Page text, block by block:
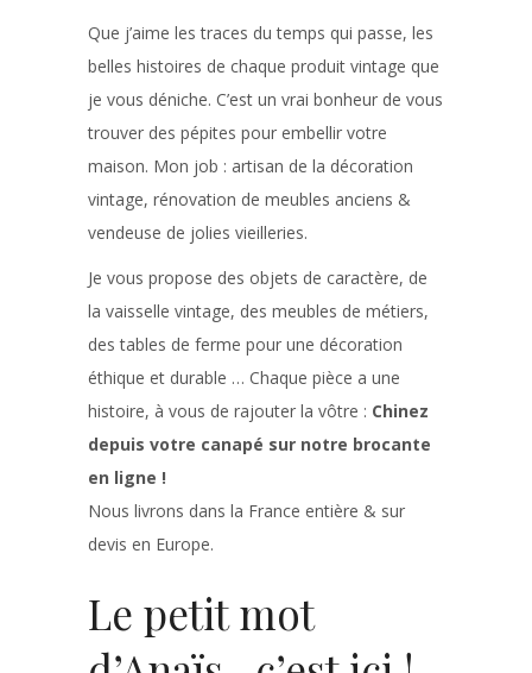
Que j’aime les traces du temps qui passe, les
belles histoires de chaque produit vintage que
je vous déniche. C’est un vrai bonheur de vous
trouver des pépites pour embellir votre
maison. Mon job : artisan de la décoration
vintage, rénovation de meubles anciens &
vendeuse de jolies vieilleries.
Je vous propose des objets de caractère, de
la vaisselle vintage, des meubles de métiers,
des tables de ferme pour une décoration
éthique et durable … Chaque pièce a une
histoire, à vous de rajouter la vôtre : Chinez
depuis votre canapé sur notre brocante
en ligne !
Nous livrons dans la France entière & sur
devis en Europe.
Le petit mot